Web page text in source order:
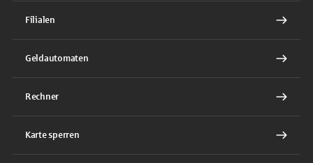
Filialen
Geldautomaten
Rechner
Karte sperren